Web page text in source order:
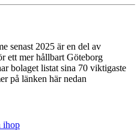
senast 2025 är en del av
ett mer hållbart Göteborg
bolaget listat sina 70 viktigaste
på länken här nedan
ihop